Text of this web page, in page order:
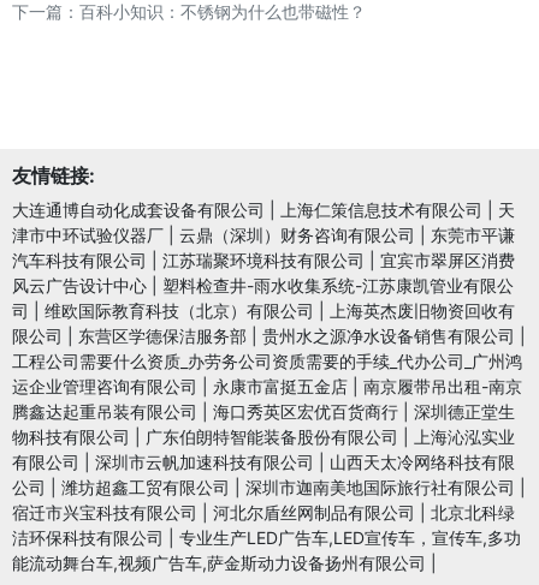
下一篇： 百科小知识：不锈钢为什么也带磁性？
友情链接:
大连通博自动化成套设备有限公司 上海仁策信息技术有限公司
天
津市中环试验仪器厂
云鼎（深圳）财务咨询有限公司
东莞市平谦
汽车科技有限公司
江苏瑞聚环境科技有限公司
宜宾市翠屏区消费
风云广告设计中心
塑料检查井-雨水收集系统-江苏康凯管业有限公
司
维欧国际教育科技（北京）有限公司
上海英杰废旧物资回收有
限公司
东营区学德保洁服务部 贵州水之源净水设备销售有限公司
工程公司需要什么资质_办劳务公司资质需要的手续_代办公司_广州鸿
运企业管理咨询有限公司
永康市富挺五金店
南京履带吊出租-南京
腾鑫达起重吊装有限公司
海口秀英区宏优百货商行
深圳德正堂生
物科技有限公司
广东伯朗特智能装备股份有限公司
上海沁泓实业
有限公司
深圳市云帆加速科技有限公司
山西天太冷网络科技有限
公司
潍坊超鑫工贸有限公司 深圳市迦南美地国际旅行社有限公司
宿迁市兴宝科技有限公司
河北尔盾丝网制品有限公司
北京北科绿
洁环保科技有限公司
专业生产LED广告车,LED宣传车，宣传车,多功
能流动舞台车,视频广告车,萨金斯动力设备扬州有限公司